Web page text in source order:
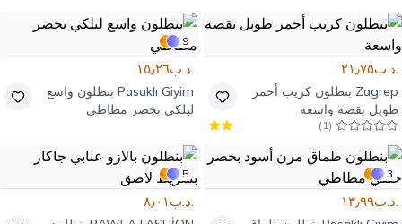
.د.ب٢١٫٧٥
Zagrep بنطلون كريب أحمر
طويل بقصة واسعة
(
1
)
9
.د.ب١٥٫٢٦
Pasaklı Giyim بنطلون واسع
ليلكي بخصر مطاطي
3
.د.ب١٣٫٩٩
5
.د.ب٨٫٠١